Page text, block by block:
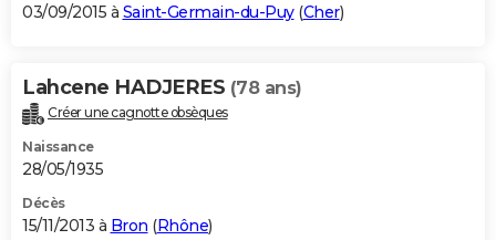
03/09/2015 à Saint-Germain-du-Puy(Cher)
Lahcene HADJERES (78 ans)
Créer une cagnotte obsèques
Naissance
28/05/1935
Décès
15/11/2013 à Bron (Rhône)